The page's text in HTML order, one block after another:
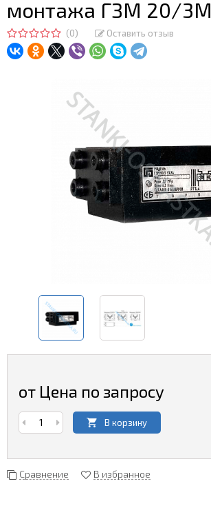
монтажа ГЗМ 20/3М
(0) Оставить отзыв
от Цена по запросу
В корзину
Сравнение В избранное